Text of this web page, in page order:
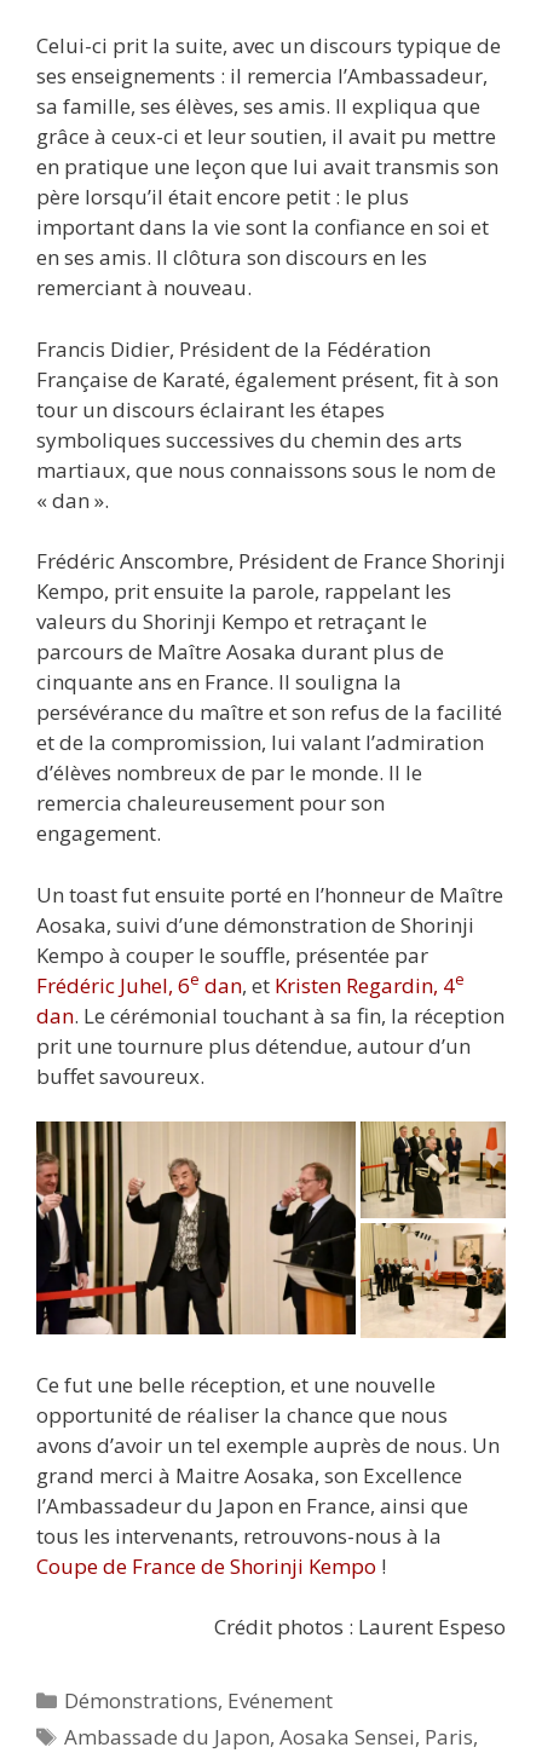
Celui-ci prit la suite, avec un discours typique de
ses enseignements : il remercia l’Ambassadeur,
sa famille, ses élèves, ses amis. Il expliqua que
grâce à ceux-ci et leur soutien, il avait pu mettre
en pratique une leçon que lui avait transmis son
père lorsqu’il était encore petit : le plus
important dans la vie sont la confiance en soi et
en ses amis. Il clôtura son discours en les
remerciant à nouveau.
Francis Didier, Président de la Fédération
Française de Karaté, également présent, fit à son
tour un discours éclairant les étapes
symboliques successives du chemin des arts
martiaux, que nous connaissons sous le nom de
« dan ».
Frédéric Anscombre, Président de France Shorinji
Kempo, prit ensuite la parole, rappelant les
valeurs du Shorinji Kempo et retraçant le
parcours de Maître Aosaka durant plus de
cinquante ans en France. Il souligna la
persévérance du maître et son refus de la facilité
et de la compromission, lui valant l’admiration
d’élèves nombreux de par le monde. Il le
remercia chaleureusement pour son
engagement.
Un toast fut ensuite porté en l’honneur de Maître
Aosaka, suivi d’une démonstration de Shorinji
Kempo à couper le souffle, présentée par
Frédéric Juhel, 6e dan, et Kristen Regardin, 4e
dan. Le cérémonial touchant à sa fin, la réception
prit une tournure plus détendue, autour d’un
buffet savoureux.
Ce fut une belle réception, et une nouvelle
opportunité de réaliser la chance que nous
avons d’avoir un tel exemple auprès de nous. Un
grand merci à Maitre Aosaka, son Excellence
l’Ambassadeur du Japon en France, ainsi que
tous les intervenants, retrouvons-nous à la
Coupe de France de Shorinji Kempo !
Crédit photos : Laurent Espeso
Catégories
Démonstrations, Evénement
Étiquettes
Ambassade du Japon,Aosaka Sensei, Paris,